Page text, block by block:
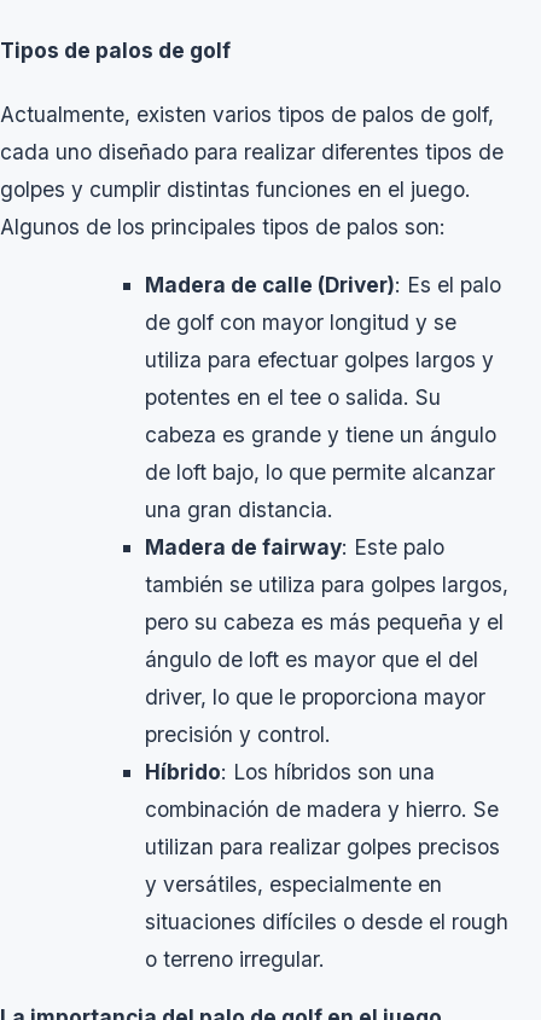
Tipos de palos de golf
Actualmente, existen varios tipos de palos de golf,
cada uno diseñado para realizar diferentes tipos de
golpes y cumplir distintas funciones en el juego.
Algunos de los principales tipos de palos son:
Madera de calle (Driver): Es el palo
de golf con mayor longitud y se
utiliza para efectuar golpes largos y
potentes en el tee o salida. Su
cabeza es grande y tiene un ángulo
de loft bajo, lo que permite alcanzar
una gran distancia.
Madera de fairway: Este palo
también se utiliza para golpes largos,
pero su cabeza es más pequeña y el
ángulo de loft es mayor que el del
driver, lo que le proporciona mayor
precisión y control.
Híbrido: Los híbridos son una
combinación de madera y hierro. Se
utilizan para realizar golpes precisos
y versátiles, especialmente en
situaciones difíciles o desde el rough
o terreno irregular.